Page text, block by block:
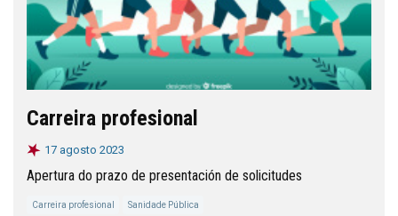
Carreira profesional
17 agosto 2023
Apertura do prazo de presentación de solicitudes
Carreira profesional Sanidade Pública